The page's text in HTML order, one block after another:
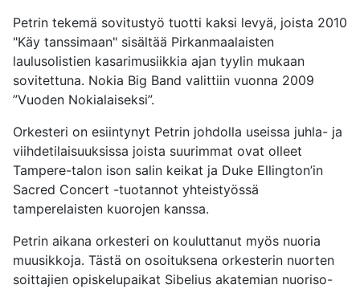
Petrin tekemä sovitustyö tuotti kaksi levyä, joista 2010
"Käy tanssimaan" sisältää Pirkanmaalaisten
laulusolistien kasarimusiikkia ajan tyylin mukaan
sovitettuna. Nokia Big Band valittiin vuonna 2009
”Vuoden Nokialaiseksi”.
Orkesteri on esiintynyt Petrin johdolla useissa juhla- ja
viihdetilaisuuksissa joista suurimmat ovat olleet
Tampere-talon ison salin keikat ja Duke Ellington’in
Sacred Concert -tuotannot yhteistyössä
tamperelaisten kuorojen kanssa.
Petrin aikana orkesteri on kouluttanut myös nuoria
muusikkoja. Tästä on osoituksena orkesterin nuorten
soittajien opiskelupaikat Sibelius akatemian nuoriso-